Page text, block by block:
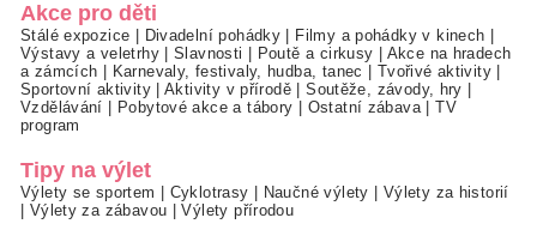
Akce pro děti
Stálé expozice Divadelní pohádky Filmy a pohádky v kinech
Výstavy a veletrhy|Slavnosti Poutě a cirkusy
Akce na hradech
a zámcích
Karnevaly, festivaly, hudba, tanec Tvořivé aktivity
Sportovní aktivity|Aktivity v přírodě |Soutěže, závody, hry
Vzdělávání
Pobytové akce a tábory Ostatní zábava|TV
program
Tipy na výlet
Výlety se sportem Cyklotrasy Naučné výlety
Výlety za historií
Výlety za zábavou |Výlety přírodou